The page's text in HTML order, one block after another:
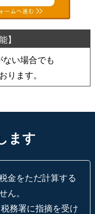
い場合でも
ります。
ます
金をただ計算する
ん。
務署に指摘を受け